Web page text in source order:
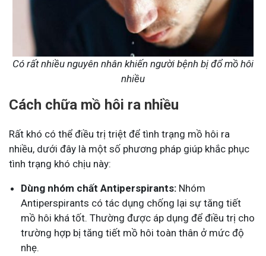
Có rất nhiều nguyên nhân khiến người bệnh bị đổ mồ hôi
nhiều
Cách chữa mồ hôi ra nhiều
Rất khó có thể điều trị triệt để tình trạng mồ hôi ra
nhiều, dưới đây là một số phương pháp giúp khắc phục
tình trạng khó chịu này:
Dùng nhóm chất Antiperspirants: Nhóm
Antiperspirants có tác dụng chống lại sự tăng tiết
mồ hôi khá tốt. Thường được áp dụng để điều trị cho
trường hợp bị tăng tiết mồ hôi toàn thân ở mức độ
nhẹ.